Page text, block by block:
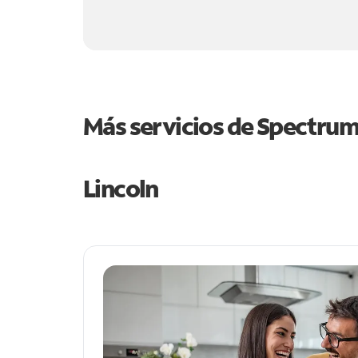
Más servicios de
Lincoln